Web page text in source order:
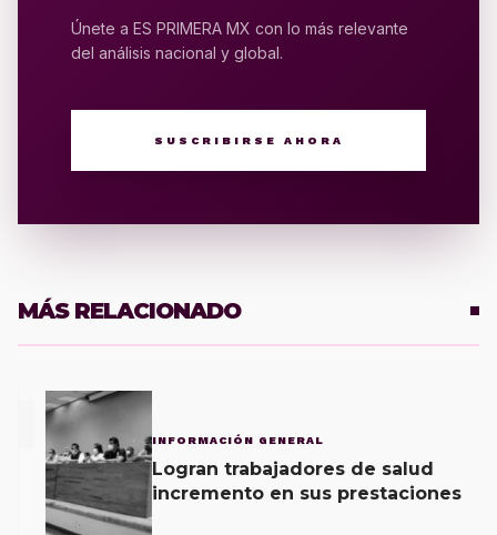
Únete a ES PRIMERA MX con lo más relevante
del análisis nacional y global.
SUSCRIBIRSE AHORA
MÁS RELACIONADO
INFORMACIÓN GENERAL
Logran trabajadores de salud
incremento en sus prestaciones